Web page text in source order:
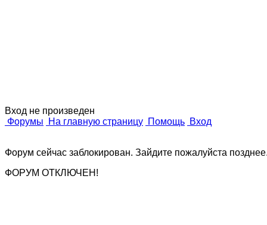
Вход не произведен
Форумы
На главную страницу Помощь Вход
Форум сейчас заблокирован. Зайдите пожалуйста
ФОРУМ ОТКЛЮЧЕН!